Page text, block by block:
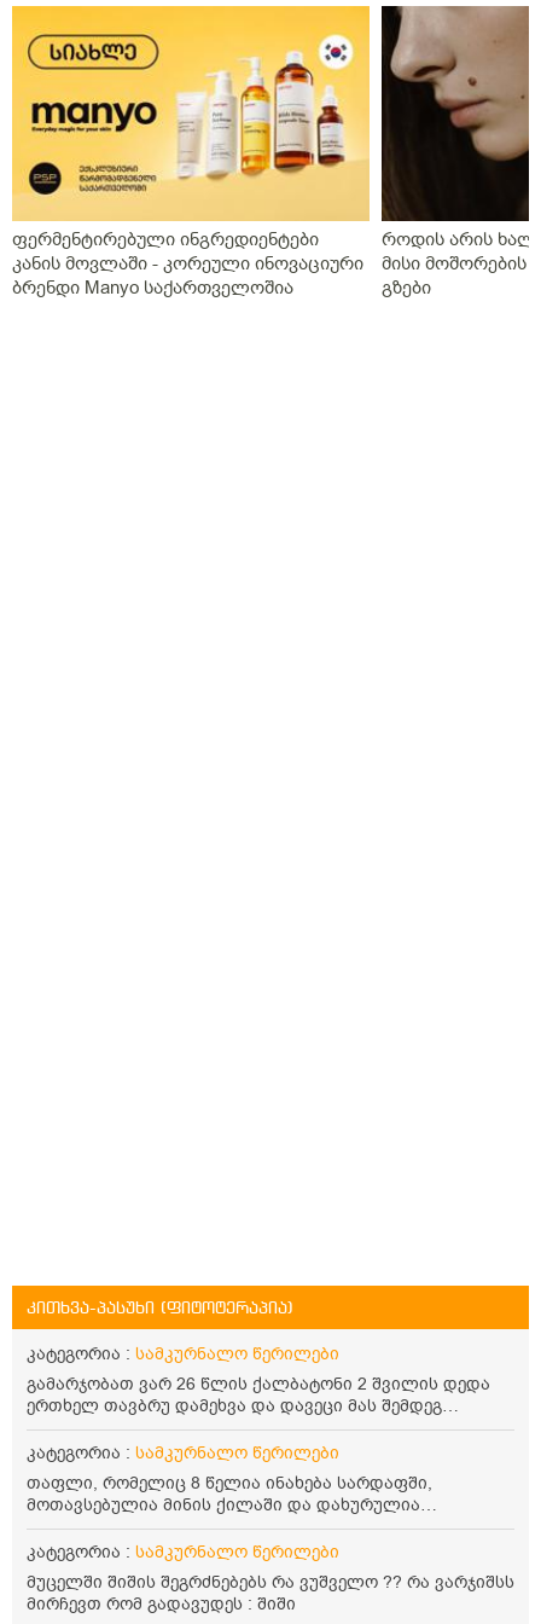
ფერმენტირებული ინგრედიენტები
კანის მოვლაში - კორეული ინოვაციური
ბრენდი Manyo საქართველოშია
როდის არის
მისი მოშორების
გზები
კითხვა-პასუხი (ფიტოტერაპია)
კატეგორია : სამკურნალო წერილები
გამარჯობათ ვარ 26 წლის ქალბატონი 2 შვილის დედა
ერთხელ თავბრუ დამეხვა და დავეცი მას შემდეგ
დამეწყო შიშები ვეღარ გავდიოდი გარეთ რადგან ისევ
ასე ცუდად არ გავხდარიყავი ყურის ანთება მქონდა
მაშინ როგორც გაირკვა მას შემსეგ გავიდა 1 წელზე
მეტინდა კიდე მეხვევა თავბრუ გარეთ გასვილისას
სახლში კარგად ვარ როცა ახსენებენ გარეთ წაავალა
სმაგაზეხ კი ცუდად ვხდებოდი ეხლა როგორმე გავდივარ
ბაღში ჯოხში ზოგჯერ მაქვს შეგრძნება მიწა მეცლება
ფეხებიდან და ჯოხზე უნდა დავეყრდნო აუცილებლად
არვიხი როგორ მოვიქცე რა გავაკეთო ასევე დამეწყო
კატეგორია : სამკურნალო წერილები
თაფლი, რომელიც 8 წელია ინახება სარდაფში,
მოთავსებულია მინის ქილაში და დახურულია
პლასტმასის სახურავით. ექნება თუ არა შენარჩუნებული
სასარგებლო თვისებები და შეიძლება თუ არა მისი
კატეგორია : სამკურნალო წერილები
მუცელში შიშის შეგრძნებებს რა ვუშველო ?? რა ვარჯიშსს
მირჩევთ რომ გადავუდეს : შიში